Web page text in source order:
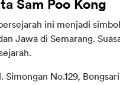
Sam Poo Kong
ini menjadi
Jawa di Semarang.
Simongan No.129,